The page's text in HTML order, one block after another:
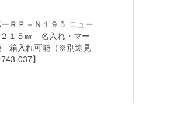
ＲＰ－Ｎ１９５ ニュー
２１５㎜ 名入れ・マー
箱入れ可能（※別途見
037】